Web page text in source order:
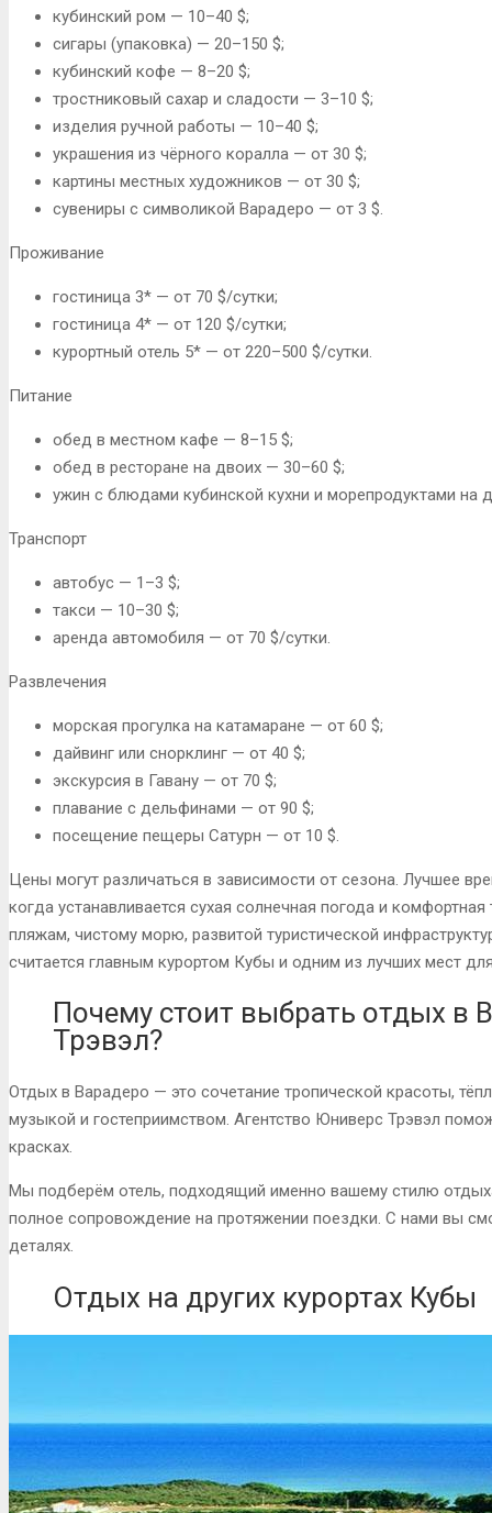
кубинский ром — 10–40 $;
сигары (упаковка) — 20–150 $;
кубинский кофе — 8–20 $;
тростниковый сахар и сладости — 3–10 $;
изделия ручной работы — 10–40 $;
украшения из чёрного коралла — от 30 $;
картины местных художников — от 30 $;
сувениры с символикой Варадеро — от 3 $.
Проживание
гостиница 3* — от 70 $/сутки;
гостиница 4* — от 120 $/сутки;
курортный отель 5* — от 220–500 $/сутки.
Питание
обед в местном кафе — 8–15 $;
обед в ресторане на двоих — 30–60 $;
ужин с блюдами кубинской кухни и морепродуктами на
Транспорт
автобус — 1–3 $;
такси — 10–30 $;
аренда автомобиля — от 70 $/сутки.
Развлечения
морская прогулка на катамаране — от 60 $;
дайвинг или снорклинг — от 40 $;
экскурсия в Гавану — от 70 $;
плавание с дельфинами — от 90 $;
посещение пещеры Сатурн — от 10 $.
Цены могут различаться в зависимости от сезона. Лучшее
когда устанавливается сухая солнечная погода и
пляжам, чистому морю, развитой туристической
считается главным курортом Кубы и одним из лучших мест
Почему стоит выбрать отдых в
Трэвэл?
Отдых в Варадеро — это сочетание тропической красоты,
музыкой и гостеприимством. Агентство Юниверс Трэвэл
красках.
Мы подберём отель, подходящий именно вашему стилю
полное сопровождение на протяжении поездки. С нами вы
деталях.
Отдых на других курортах Кубы